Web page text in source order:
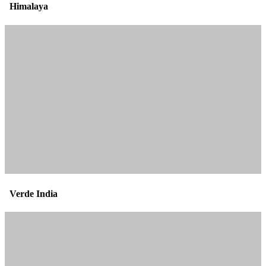
Himalaya
Verde India